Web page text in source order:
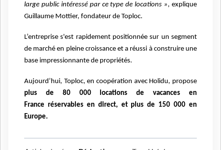
large public intéressé par ce type de locations », explique
Guillaume Mottier, fondateur de Toploc.
L’entreprise s'est rapidement positionnée sur un segment
de marché en pleine croissance eta réussi à construire une
base impressionnante de propriétés.
Aujourd’hui, Toploc, en coopération avec Holidu, propose
plus de 80 000 locations de vacances en
France réservables en direct, et plus de 150 000 en
Europe.